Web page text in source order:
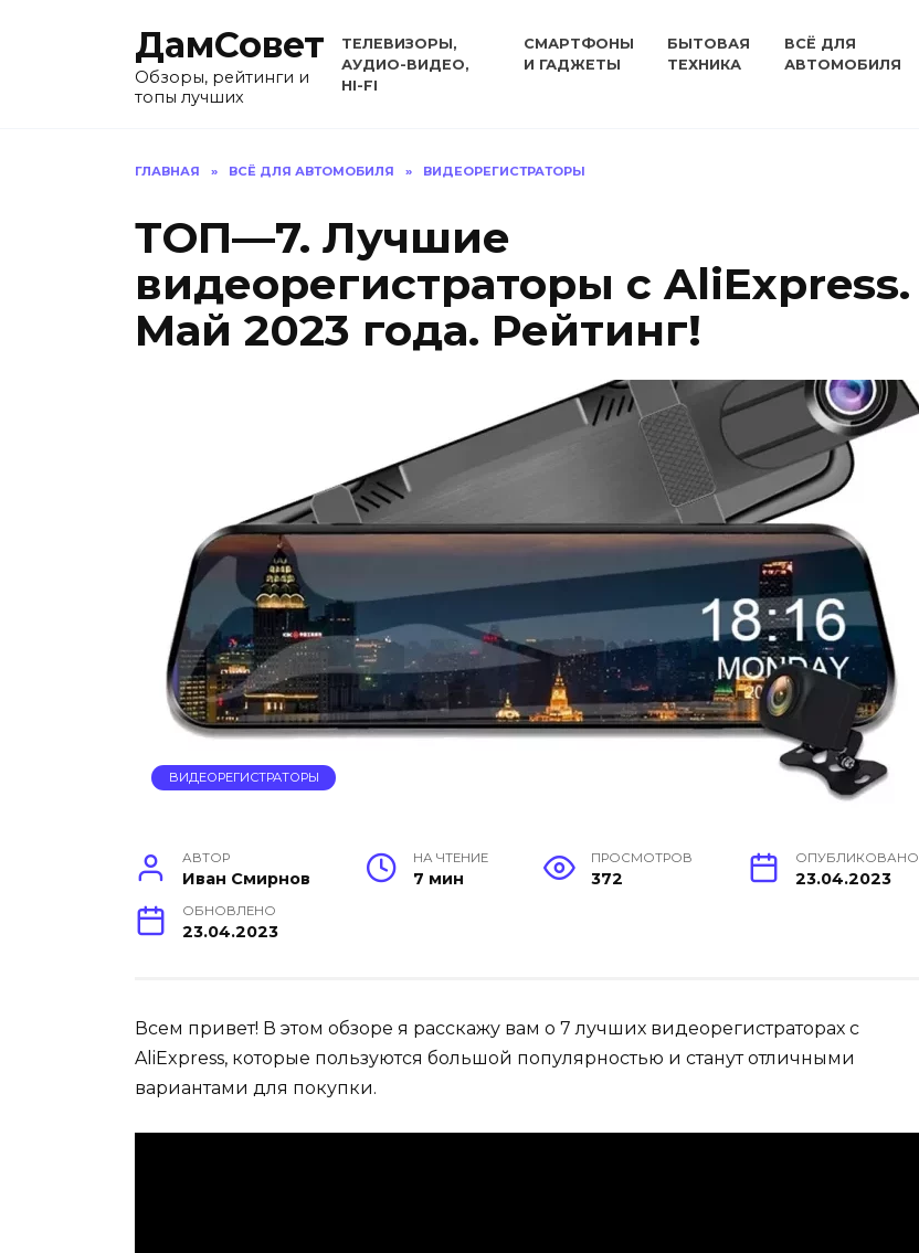
ДамСовет
Обзоры, рейтинги и
топы лучших
ТЕЛЕВИЗОРЫ,
АУДИО-ВИДЕО,
HI-FI
СМАРТФОНЫ
И ГАДЖЕТЫ
БЫТОВАЯ
ТЕХНИКА
ВСЁ ДЛЯ
АВТОМОБИЛЯ
ГЛАВНАЯ » ВСЁ ДЛЯ АВТОМОБИЛЯ » ВИДЕОРЕГИСТРАТОРЫ
ТОП—7. Лучшие
видеорегистраторы с AliExpress.
Май 2023 года. Рейтинг!
ВИДЕОРЕГИСТРАТОРЫ
АВТОР
Иван Смирнов
НА ЧТЕНИЕ
7 мин
ПРОСМОТРОВ
372
ОПУБЛИКОВАНО
23.04.2023
ОБНОВЛЕНО
23.04.2023
Всем привет! В этом обзоре я расскажу вам о 7 лучших видеорегистраторах с
AliExpress, которые пользуются большой популярностью и станут отличными
вариантами для покупки.